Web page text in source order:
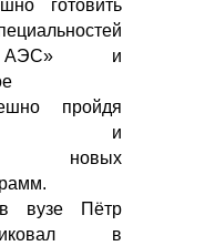
готовить
АЭС» и
пройдя
и
новых
вузе Пётр
в